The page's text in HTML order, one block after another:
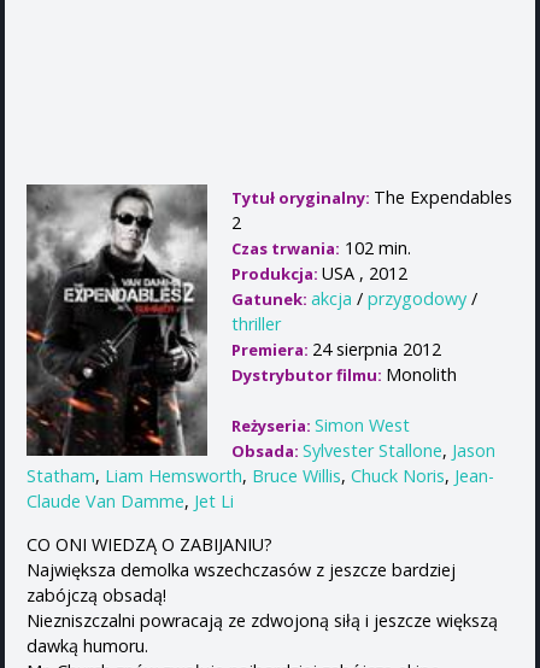
Tytuł oryginalny: The Expendables
2
Czas trwania: 102 min.
Produkcja: USA , 2012
Gatunek: akcja / przygodowy /
thriller
Premiera: 24 sierpnia 2012
Dystrybutor filmu: Monolith
Reżyseria: Simon West
Obsada: Sylvester Stallone, Jason
Statham, Liam Hemsworth, Bruce Willis, Chuck Noris, Jean-
Claude Van Damme, Jet Li
CO ONI WIEDZĄ O ZABIJANIU?
Największa demolka wszechczasów z jeszcze bardziej
zabójczą obsadą!
Niezniszczalni powracają ze zdwojoną siłą i jeszcze większą
dawką humoru.